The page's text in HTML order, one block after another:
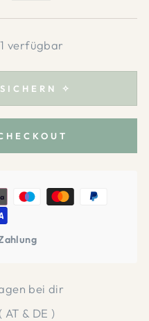
verfügbar
✧
bei dir
& DE )